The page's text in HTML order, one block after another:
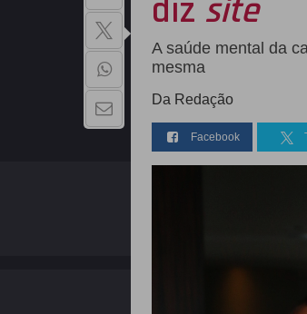
diz site
A saúde mental da
mesma
Da Redação
Facebook
APLICATIVO
Copyright - 2026 | Todos os